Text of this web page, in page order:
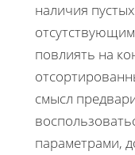
наличия
повлиять на
смысл
параметрами,